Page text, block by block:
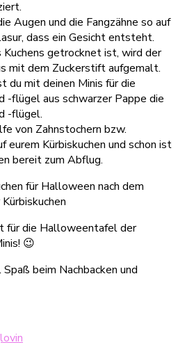
Augen und die Fangzähne so auf
dass ein Gesicht entsteht.
Kuchens getrocknet ist, wird der
mit dem Zuckerstift aufgemalt.
du mit deinen Minis für die
-flügel aus schwarzer Pappe die
-flügel.
von Zahnstochern bzw.
eurem Kürbiskuchen und schon ist
bereit zum Abflug.
für die Halloweentafel der
😉
beim Nachbacken und